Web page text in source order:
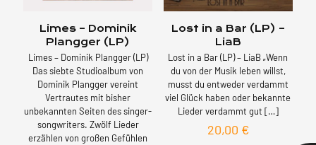
Limes – Dominik
Plangger (LP)
Limes – Dominik Plangger (LP)
Das siebte Studioalbum von
Dominik Plangger vereint
Vertrautes mit bisher
unbekannten Seiten des singer-
songwriters. Zwölf Lieder
erzählen von großen Gefühlen
Lost in a Bar (LP) –
LiaB
Lost in a Bar (LP) – LiaB „Wenn
du von der Musik leben willst,
musst du entweder verdammt
viel Glück haben oder bekannte
Lieder verdammt gut […]
20,00 €